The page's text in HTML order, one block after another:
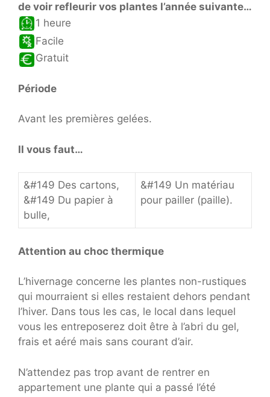
de voir refleurir vos plantes l’année suivante…
1 heure
Facile
Gratuit
Période
Avant les premières gelées.
Il vous faut…
&#149 Des cartons,
&#149 Du papier à
bulle,
&#149 Un matériau
pour pailler (paille).
Attention au choc thermique
L’hivernage concerne les plantes non-rustiques
qui mourraient si elles restaient dehors pendant
l’hiver. Dans tous les cas, le local dans lequel
vous les entreposerez doit être à l’abri du gel,
frais et aéré mais sans courant d’air.
N’attendez pas trop avant de rentrer en
appartement une plante qui a passé l’été